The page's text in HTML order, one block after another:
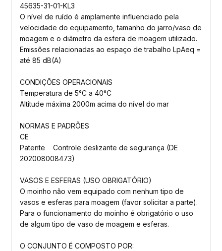
45635-31-01-KL3
O nível de ruído é amplamente influenciado pela
velocidade do equipamento, tamanho do jarro/vaso de
moagem e o diâmetro da esfera de moagem utilizado.
Emissões relacionadas ao espaço de trabalho LpAeq =
até 85 dB(A)
CONDIÇÕES OPERACIONAIS
Temperatura de 5°C a 40°C
Altitude máxima 2000m acima do nível do mar
NORMAS E PADRÕES
CE
Patente Controle deslizante de segurança (DE
202008008473)
VASOS E ESFERAS (USO OBRIGATÓRIO)
O moinho não vem equipado com nenhum tipo de
vasos e esferas para moagem (favor solicitar a parte).
Para o funcionamento do moinho é obrigatório o uso
de algum tipo de vaso de moagem e esferas.
O CONJUNTO É COMPOSTO POR: